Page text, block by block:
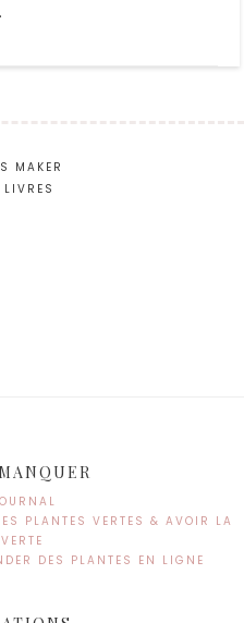
PLANTES VERTES & AVOIR LA
DES PLANTES EN LIGNE